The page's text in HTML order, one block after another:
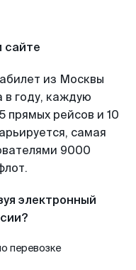
сайте
из Москвы
в году, каждую
прямых рейсов и 10
самая
9000
электронный
перевозке